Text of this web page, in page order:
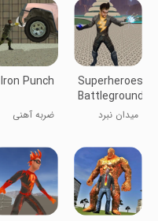
Superheroes
Battleground
میدان نبرد
Iron Punch
ضربه آهنی